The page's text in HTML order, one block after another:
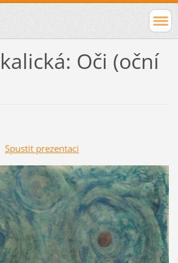
Oči (oční
Spustit prezentaci